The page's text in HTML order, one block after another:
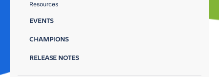
Resources
EVENTS
CHAMPIONS
RELEASE NOTES